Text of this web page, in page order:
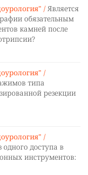
/ Является
обязательным
камней после
/
типа
резекции
/
доступа в
инструментов: